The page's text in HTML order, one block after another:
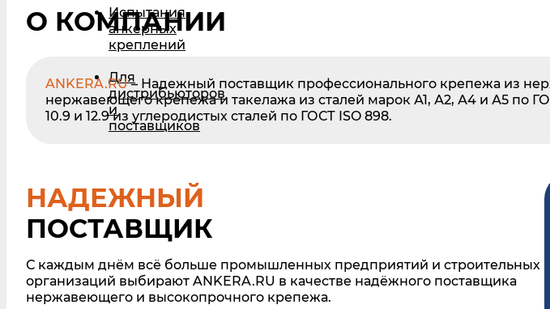
Испытания
анкерных
креплений
Для
дистрибьюторов
и
поставщиков
О КОМПАНИИ
ANKERA.RU– Надежный поставщик профессионального крепежа из
нержавеющего крепежа и такелажа из сталей марок А1, А2, А4 и А5 по
10.9 и 12.9 из углеродистых сталей по ГОСТ ISO 898.
НАДЕЖНЫЙ
ПОСТАВЩИК
С каждым днём всё больше промышленных предприятий и строительных
организаций выбирают ANKERA.RU в качестве надёжного поставщика
нержавеющего и высокопрочного крепежа.